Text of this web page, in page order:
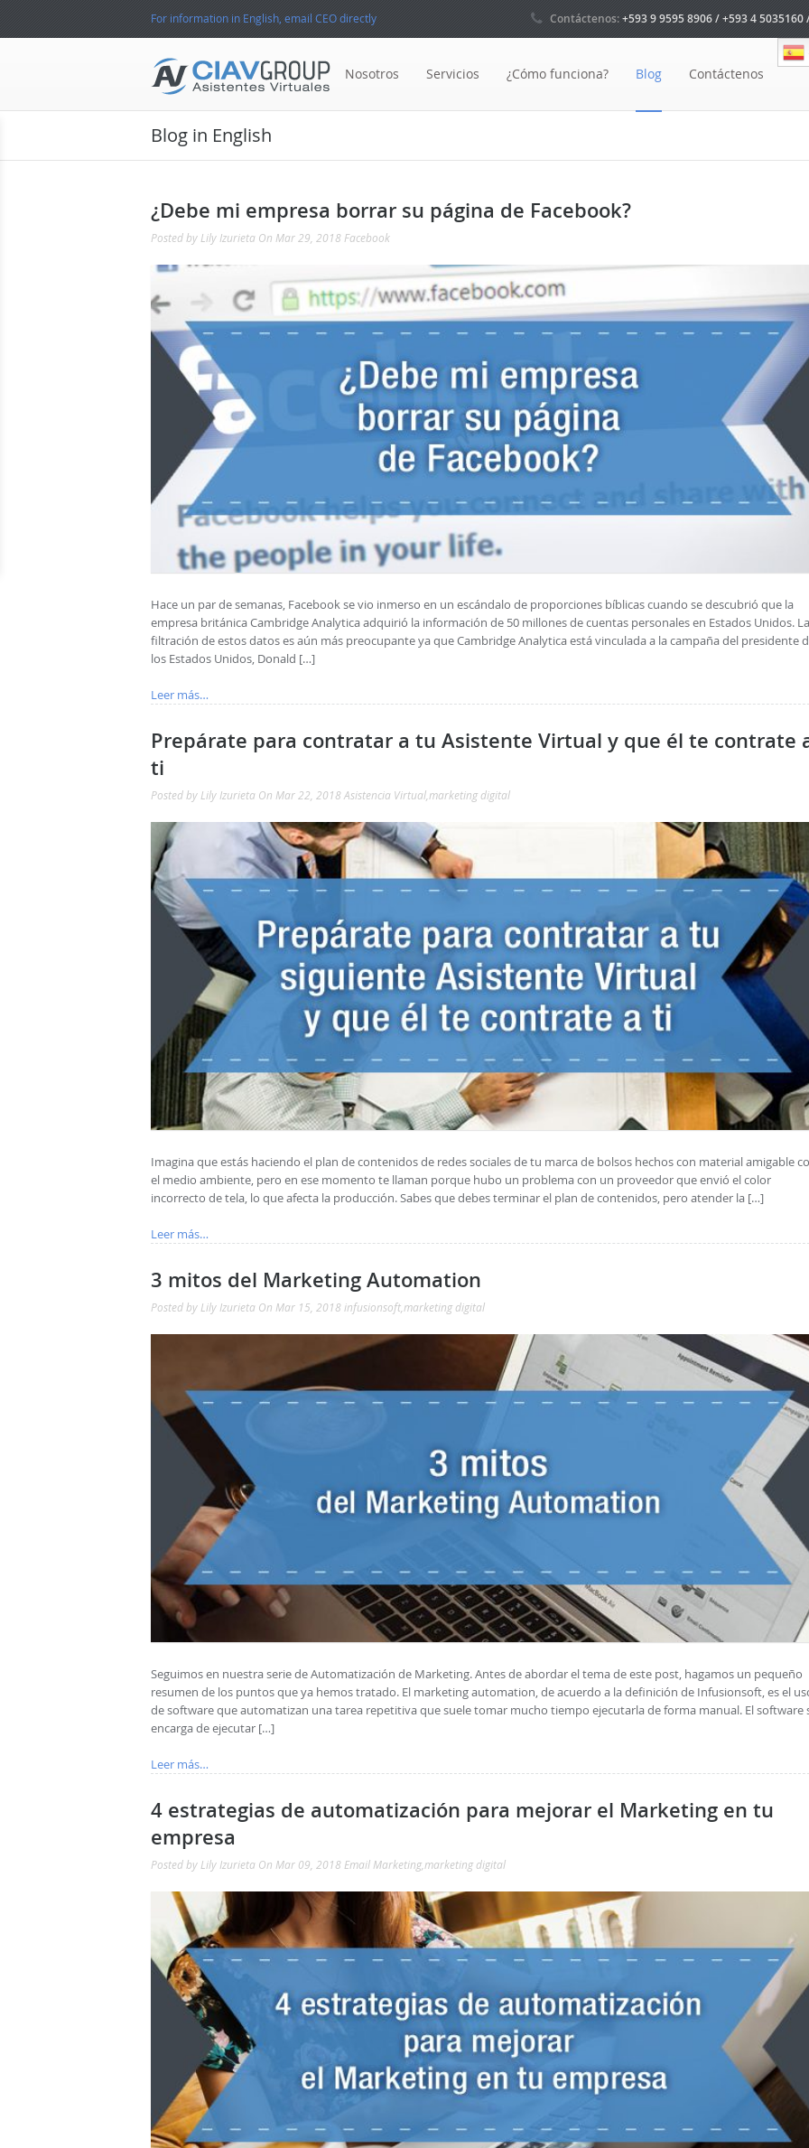
For information in English, email CEO directly Contáctenos:+593 9 9595 8906 / +593 4 5035160
Nosotros Servicios ¿Cómo funciona? Blog Contáctenos
Blog in English
¿Debe mi empresa borrar su página de Facebook?
Posted by Lily Izurieta On Mar 29, 2018 Facebook
Hace un par de semanas, Facebook se vio inmerso en un escándalo de proporciones bíblicas cuando se descubrió que la
empresa británica Cambridge Analytica adquirió la información de 50 millones de cuentas personales en Estados Unidos. La
filtración de estos datos es aún más preocupante ya que Cambridge Analytica está vinculada a la campaña del presidente
los Estados Unidos, Donald […]
Leer más…
Prepárate para contratar a tu Asistente Virtual y que él te contrate
ti
Posted by Lily Izurieta On Mar 22, 2018 Asistencia Virtual marketing digital
Imagina que estás haciendo el plan de contenidos de redes sociales de tu marca de bolsos hechos con material amigable
el medio ambiente, pero en ese momento te llaman porque hubo un problema con un proveedor que envió el color
incorrecto de tela, lo que afecta la producción. Sabes que debes terminar el plan de contenidos, pero atender la […]
Leer más…
3 mitos del Marketing Automation
Posted by Lily Izurieta On Mar 15, 2018 infusionsoft marketing digital
Seguimos en nuestra serie de Automatización de Marketing. Antes de abordar el tema de este post, hagamos un pequeño
resumen de los puntos que ya hemos tratado. El marketing automation, de acuerdo a la definición de Infusionsoft, es el
de software que automatizan una tarea repetitiva que suele tomar mucho tiempo ejecutarla de forma manual. El software
encarga de ejecutar […]
Leer más…
4 estrategias de automatización para mejorar el Marketing en tu
empresa
Posted by Lily Izurieta On Mar 09, 2018 Email Marketing marketing digital